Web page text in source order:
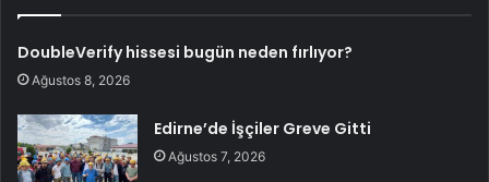
DoubleVerify hissesi bugün neden fırlıyor?
Ağustos 8, 2026
Edirne’de İşçiler Greve Gitti
Ağustos 7, 2026